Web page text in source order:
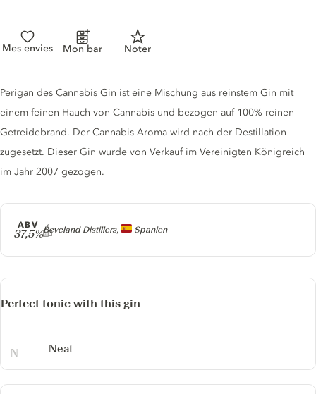
Mes envies Mon bar Noter
Producer
Beveland Distillers, Spanien
ABV
37,5%
Gin description
Perigan des Cannabis Gin ist eine Mischung aus reinstem Gin mit
einem feinen Hauch von Cannabis und bezogen auf 100% reinen
Getreidebrand. Der Cannabis Aroma wird nach der Destillation
zugesetzt. Dieser Gin wurde von Verkauf im Vereinigten Königreich
im Jahr 2007 gezogen.
Perfect tonic with this gin
Neat